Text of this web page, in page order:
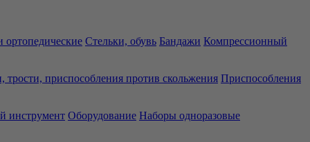
ортопедические Стельки, обувь Бандажи Компрессионный
трости, приспособления против скольжения Приспособления
инструмент Оборудование Наборы одноразовые